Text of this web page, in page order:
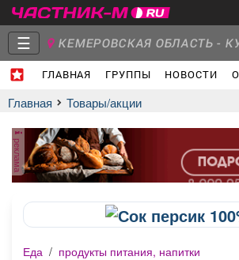
☰ КЕМЕРОВСКАЯ ОБЛАСТЬ -
ГЛАВНАЯ ГРУППЫ НОВОСТИ
Главная
Объявления Недвижимость
Главная Товары/акции
реклама
Еда / продукты питания, напитки